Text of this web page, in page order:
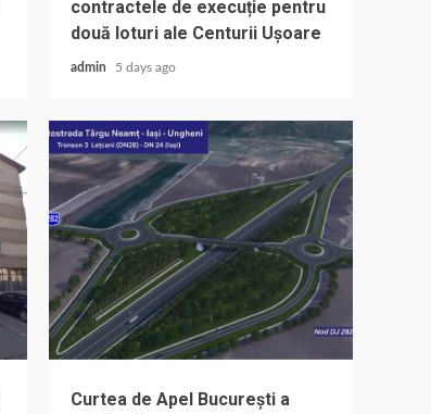
contractele de execuție pentru
două loturi ale Centurii Ușoare
admin 5 days ago
Curtea de Apel București a